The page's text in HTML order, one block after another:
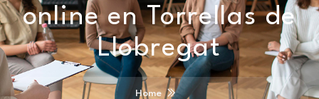
online en Torrellas de
Llobregat
Home